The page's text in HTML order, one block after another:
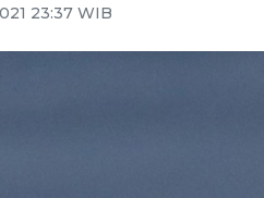
23:37 WIB